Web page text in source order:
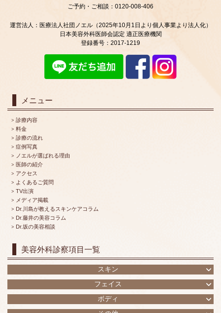
ご予約・ご相談：0120-008-406
運営法人：医療法人社団ノエル（2025年10月1日より個人事業より法人化）
日本美容外科医師会認定 適正医療機関
登録番号：2017-1219
メニュー
診療内容
料金
診療の流れ
症例写真
ノエルが選ばれる理由
医師の紹介
アクセス
よくあるご質問
TV出演
メディア掲載
Dr.川島が教えるスキンケアコラム
Dr.藤井の美容コラム
Dr.坂の美容相談
美容外科診察項目一覧
スキン
フェイス
ボディ